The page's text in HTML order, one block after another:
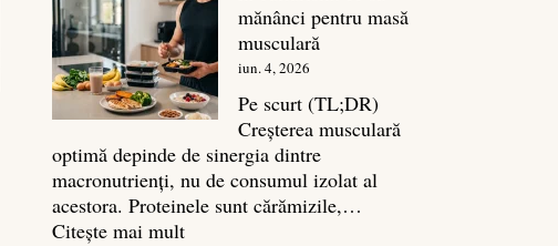
pentru
deltoizi
3D
mănânci pentru masă
musculară
iun. 4, 2026
Pe scurt (TL;DR)
Creșterea musculară
optimă depinde de sinergia dintre
macronutrienți, nu de consumul izolat al
acestora. Proteinele sunt cărămizile,…
Citește mai mult: